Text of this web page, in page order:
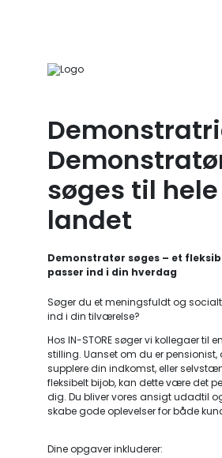
søges til hele
landet
Demonstratør søges – et
passer ind i din hverdag
Søger du et meningsfuldt og
ind i din tilværelse?
Hos IN-STORE søger vi kollegaer til
stilling. Uanset om du er pensionist,
supplere din indkomst, eller
fleksibelt bijob, kan dette være det
dig. Du bliver vores ansigt udadtil
skabe gode oplevelser for både
Dine opgaver inkluderer: